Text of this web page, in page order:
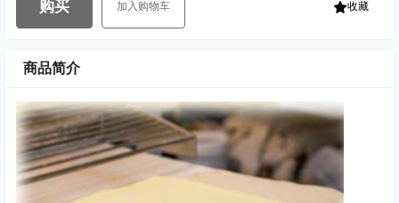
购买 加入购物车 收藏
商品简介